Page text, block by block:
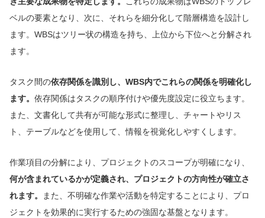
ベルの要素となり、次に、それらを細分化して階層構造を設計し
ます。WBSはツリー状の構造を持ち、上位から下位へと分解され
ます。
タスク間の依存関係を識別し、WBS内でこれらの関係を明確化し
ます。 依存関係はタスクの順序付けや優先度設定に役立ちます。
また、文書化して共有が可能な形式に整理し、チャートやリス
ト、テーブルなどを使用して、情報を視覚化しやすくします。
作業項目の分解により、プロジェクトのスコープが明確になり、
何が含まれているかが定義され、プロジェクトの方向性が確立さ
れます。
また、不明確な作業や活動を特定することにより、プロ
ジェクトを効果的に実行するための強固な基盤となります。